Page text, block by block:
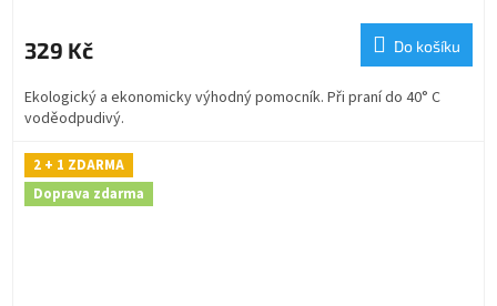
M
A
329 Kč Do košíku
Ekologický a ekonomicky výhodný pomocník. Při praní do 40° C
voděodpudivý.
2 + 1 ZDARMA
Doprava zdarma